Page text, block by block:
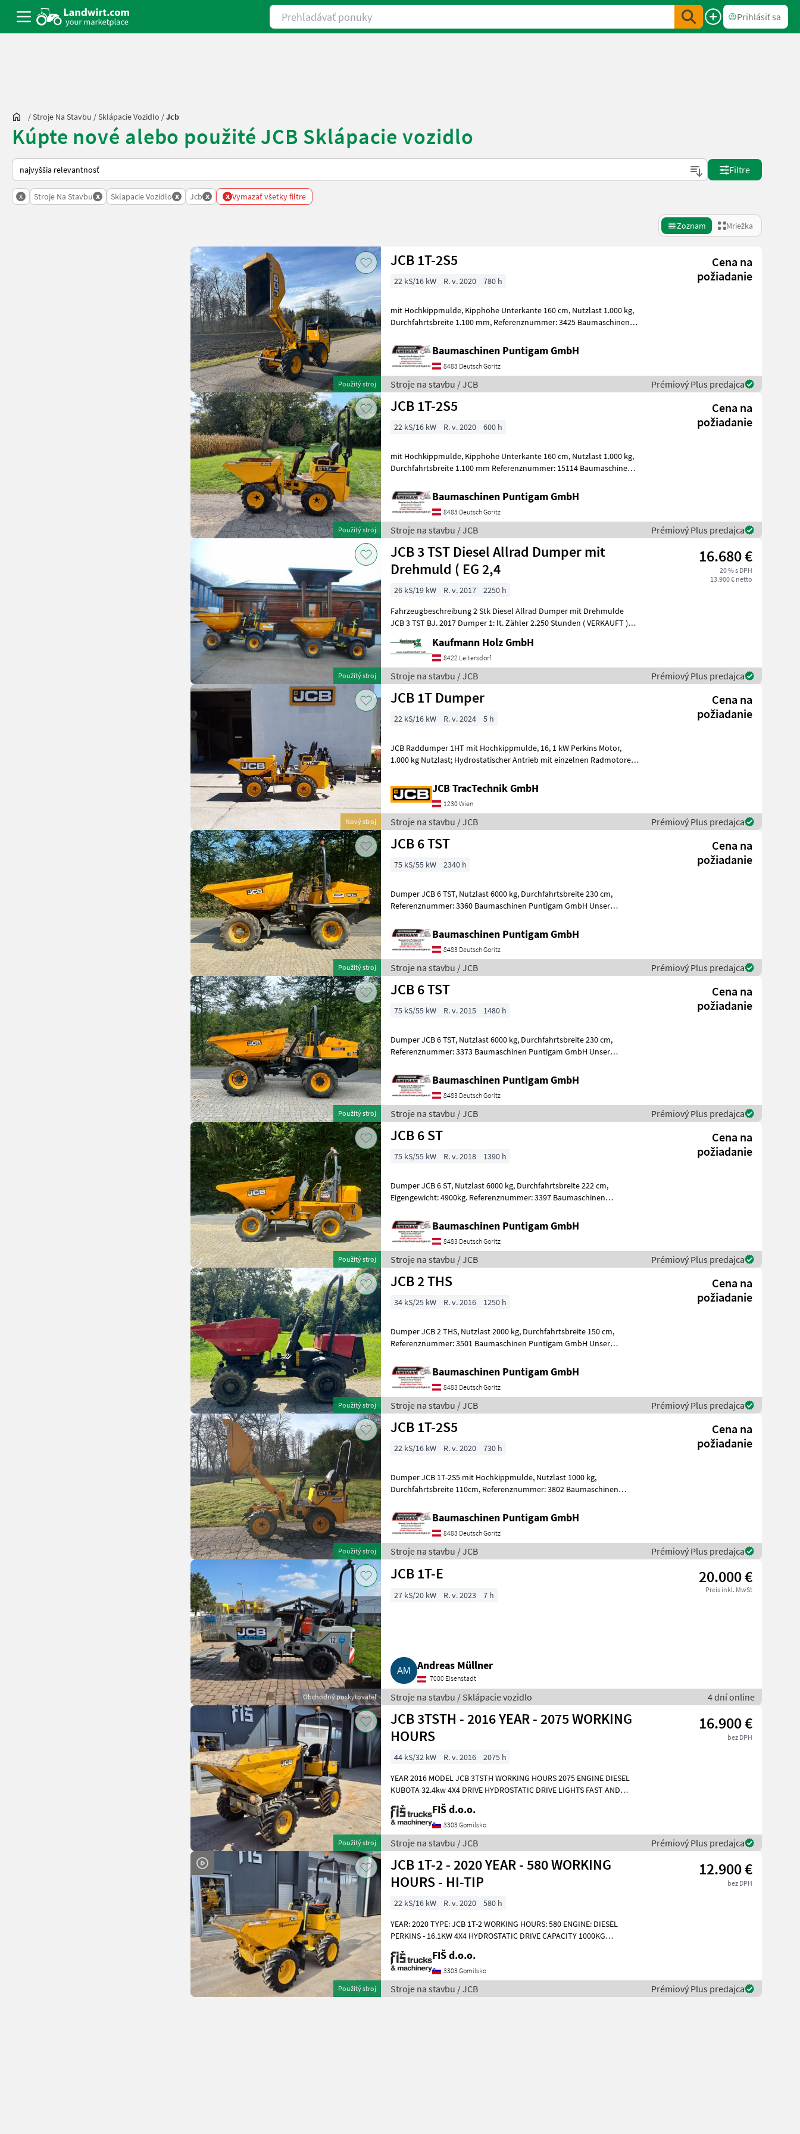
Prehľadávať ponuky
Prihlásiť sa
/Stroje Na Stavbu /Sklápacie Vozidlo /Jcb
Kúpte nové alebo použité JCB Sklápacie vozidlo
Takto sa vykonáva triedenie na Landwirt.com
Filtre
x Stroje Na Stavbu x Sklapacie Vozidlo x Jcb x x Vymazať všetky filtre
Zoznam Mriežka
Použitý stroj
JCB 1T-2S5
Cena na
požiadanie
22 kS/16 kW R. v. 2020 780 h
mit Hochkippmulde, Kipphöhe Unterkante 160 cm, Nutzlast 1.000 kg,
Durchfahrtsbreite 1.100 mm, Referenznummer: 3425 Baumaschinen
Baumaschinen Puntigam GmbH
8483 Deutsch Goritz
Stroje na stavbu / JCB Prémiový Plus predajca
Použitý stroj
JCB 1T-2S5
Cena na
požiadanie
22 kS/16 kW R. v. 2020 600 h
mit Hochkippmulde, Kipphöhe Unterkante 160 cm, Nutzlast 1.000 kg,
Durchfahrtsbreite 1.100 mm Referenznummer: 15114 Baumaschinen
Baumaschinen Puntigam GmbH
8483 Deutsch Goritz
Stroje na stavbu / JCB Prémiový Plus predajca
Použitý stroj
JCB 3 TST Diesel Allrad Dumper mit
Drehmuld ( EG 2,4
16.680 €
20 % s DPH
13.900 € netto
26 kS/19 kW R. v. 2017
2250 h
Fahrzeugbeschreibung 2 Stk Diesel Allrad Dumper mit Drehmulde
JCB 3 TST BJ. 2017 Dumper 1: lt. Zähler 2.250 Stunden ( VERKAUFT )
Kaufmann Holz GmbH
8422 Leitersdorf
Stroje na stavbu / JCB Prémiový Plus predajca
Nový stroj
JCB 1T Dumper
Cena na
požiadanie
22 kS/16 kW R. v. 2024 5 h
JCB Raddumper 1HT mit Hochkippmulde, 16, 1 kW Perkins Motor,
1.000 kg Nutzlast; Hydrostatischer Antrieb mit einzelnen Radmotoren;
JCB TracTechnik GmbH
1230 Wien
Stroje na stavbu / JCB Prémiový Plus predajca
Použitý stroj
JCB 6 TST
Cena na
požiadanie
75 kS/55 kW 2340 h
Dumper JCB 6 TST, Nutzlast 6000 kg, Durchfahrtsbreite 230 cm,
Referenznummer: 3360 Baumaschinen Puntigam GmbH Unser
Baumaschinen Puntigam GmbH
8483 Deutsch Goritz
Stroje na stavbu / JCB Prémiový Plus predajca
Použitý stroj
JCB 6 TST
Cena na
požiadanie
75 kS/55 kW R. v. 2015 1480 h
Dumper JCB 6 TST, Nutzlast 6000 kg, Durchfahrtsbreite 230 cm,
Referenznummer: 3373 Baumaschinen Puntigam GmbH Unser
Baumaschinen Puntigam GmbH
8483 Deutsch Goritz
Stroje na stavbu / JCB Prémiový Plus predajca
Použitý stroj
JCB 6 ST
Cena na
požiadanie
75 kS/55 kW R. v. 2018 1390 h
Dumper JCB 6 ST, Nutzlast 6000 kg, Durchfahrtsbreite 222 cm,
Eigengewicht: 4900kg. Referenznummer: 3397 Baumaschinen
Baumaschinen Puntigam GmbH
8483 Deutsch Goritz
Stroje na stavbu / JCB Prémiový Plus predajca
Použitý stroj
JCB 2 THS
Cena na
požiadanie
34 kS/25 kW R. v. 2016 1250 h
Dumper JCB 2 THS, Nutzlast 2000 kg, Durchfahrtsbreite 150 cm,
Referenznummer: 3501 Baumaschinen Puntigam GmbH Unser
Baumaschinen Puntigam GmbH
8483 Deutsch Goritz
Stroje na stavbu / JCB Prémiový Plus predajca
Použitý stroj
JCB 1T-2S5
Cena na
požiadanie
22 kS/16 kW R. v. 2020 730 h
Dumper JCB 1T-2S5 mit Hochkippmulde, Nutzlast 1000 kg,
Durchfahrtsbreite 110cm, Referenznummer: 3802 Baumaschinen
Baumaschinen Puntigam GmbH
8483 Deutsch Goritz
Stroje na stavbu / JCB Prémiový Plus predajca
Obchodný poskytovateľ
JCB 1T-E 20.000 €
Preis inkl. MwSt
27 kS/20 kW R. v. 2023 7 h
Andreas Müllner
7000 Eisenstadt
Stroje na stavbu / Sklápacie vozidlo 4 dní online
Použitý stroj
JCB 3TSTH - 2016 YEAR - 2075 WORKING
HOURS
16.900 €
bez DPH
44 kS/32 kW R. v. 2016
2075 h
YEAR 2016 MODEL JCB 3TSTH WORKING HOURS 2075 ENGINE DIESEL
KUBOTA 32.4kw 4X4 DRIVE HYDROSTATIC DRIVE LIGHTS FAST AND
SLOW TRAVEL SPEED DUMPER WEIGHT 2455kg
FIŠ d.o.o.
3303 Gomilsko
Stroje na stavbu / JCB Prémiový Plus predajca
Použitý stroj
JCB 1T-2 - 2020 YEAR - 580 WORKING
HOURS - HI-TIP
12.900 €
bez DPH
22 kS/16 kW R. v. 2020
580 h
YEAR: 2020 TYPE: JCB 1T-2 WORKING HOURS: 580 ENGINE: DIESEL
PERKINS - 16.1KW 4X4 HYDROSTATIC DRIVE CAPACITY 1000KG
MACHINE INCLONOMETER TYRES 90% HI-TIPPING
FIŠ d.o.o.
3303 Gomilsko
Stroje na stavbu / JCB Prémiový Plus predajca